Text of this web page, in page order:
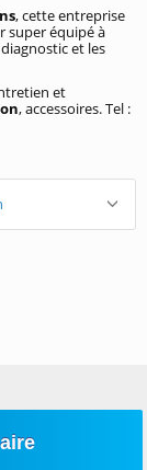
, cette entreprise
super équipé à
et les
et
, accessoires. Tel :